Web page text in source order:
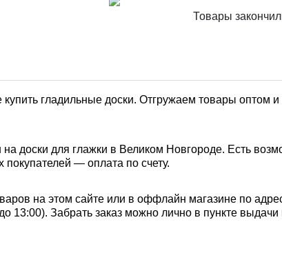
Товары
гладильные доски. Отгружаем товары оптом
доски для глажки в Великом Новгороде. Есть
— оплата по счету.
на этом сайте или в оффлайн магазине по
13:00). Забрать заказ можно лично в пункте